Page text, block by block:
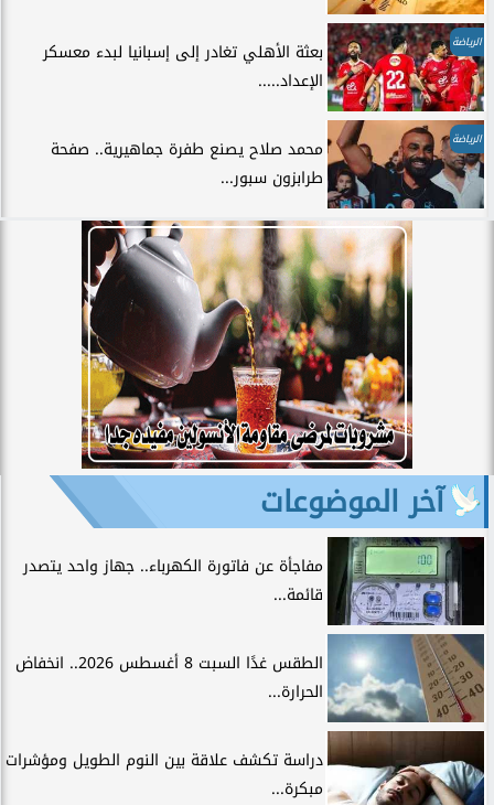
الرياضة
بعثة الأهلي تغادر إلى إسبانيا لبدء معسكر
الإعداد.....
الرياضة
محمد صلاح يصنع طفرة جماهيرية.. صفحة
طرابزون سبور...
آخر الموضوعات
مفاجأة عن فاتورة الكهرباء.. جهاز واحد يتصدر
قائمة...
الطقس غدًا السبت 8 أغسطس 2026.. انخفاض
الحرارة...
دراسة تكشف علاقة بين النوم الطويل ومؤشرات
مبكرة...